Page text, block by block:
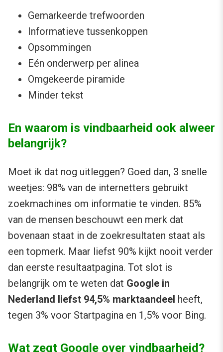
Gemarkeerde trefwoorden
Informatieve tussenkoppen
Opsommingen
Eén onderwerp per alinea
Omgekeerde piramide
Minder tekst
En waarom is vindbaarheid ook alweer
belangrijk?
Moet ik dat nog uitleggen? Goed dan, 3 snelle
weetjes: 98% van de internetters gebruikt
zoekmachines om informatie te vinden. 85%
van de mensen beschouwt een merk dat
bovenaan staat in de zoekresultaten staat als
een topmerk. Maar liefst 90% kijkt nooit verder
dan eerste resultaatpagina. Tot slot is
belangrijk om te weten dat Google in
Nederland liefst 94,5% marktaandeel heeft,
tegen 3% voor Startpagina en 1,5% voor Bing.
Wat zegt Google over vindbaarheid?